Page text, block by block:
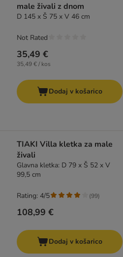
male živali z dnom
D 145 x Š 75 x V 46 cm
35,49 €
35,49 € / kos
Not Rated
Dodaj v košarico
TIAKI Villa kletka za male
živali
Glavna kletka: D 79 x Š 52 x V
99,5 cm
108,99 €
Rating: 4/5 (99)
Dodaj v košarico